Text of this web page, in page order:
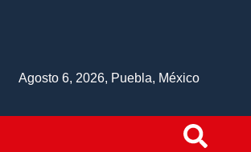
Agosto 6, 2026, Puebla, México